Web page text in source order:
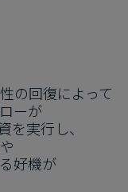
の​回復に​よって​
ーが​
実行し、​
好機が​